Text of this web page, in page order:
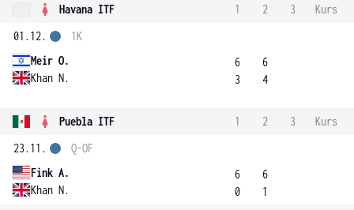
Havana ITF 1 2 3
Kurs
01.12.
Meir O.
Khan N.
1K
6
3
6
4
Puebla ITF 1 2 3
Kurs
23.11.
Fink A.
Khan N.
Q-OF
6
0
6
1